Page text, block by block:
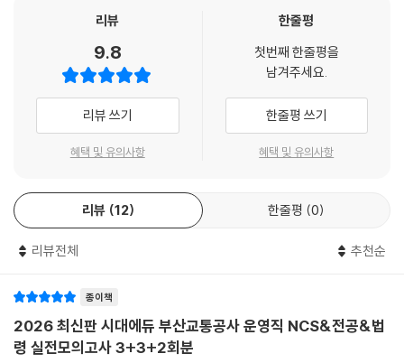
다. 신 출제 경향을 반영하여 NCS 2회분과 전공 및 관계법령 2회분으로
있도록 하였다. 또한 상세한 해설을 수록하여 혼자서도 학습이 가능하도록
하였으며, 온라인 모의고사를 무료로 응시할 수 있는 쿠폰(NCS 1회분+전
공 1회분)을 제공하여 부산교통공사 운영직 문제 유형에 대한 연습과 함께
자신의 실력을 마무리 점검할 수 있도록 하였다.
리뷰
9.8
리뷰 쓰기
혜택 및 유의사항
한줄평
첫번째 한줄평을
남겨주세요.
한줄평 쓰기
혜택 및 유의사항
리뷰 12 한줄평 0
리뷰전체 추천순
종이책
2026 최신판 시대에듀 부산교통공사 운영직 NCS&전공&법
령 실전모의고사 3+3+2회분